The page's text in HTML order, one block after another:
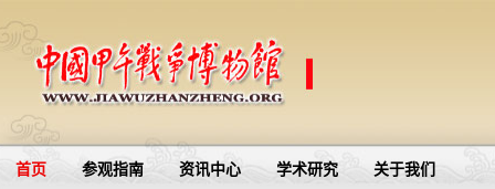
首页 参观指南 资讯中心 学术研究 关于我们